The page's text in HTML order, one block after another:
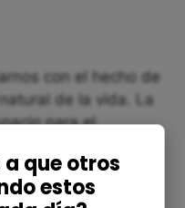
con el hecho de
de la vida. La
para el
y renovador
del versículo
confiar en la
que otros
estos